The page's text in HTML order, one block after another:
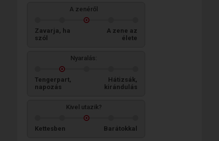
A zenéről
Zavarja, ha
szól
A zene az
élete
Nyaralás:
Tengerpart,
napozás
Hátizsák,
kirándulás
Kivel utazik?
Kettesben Barátokkal